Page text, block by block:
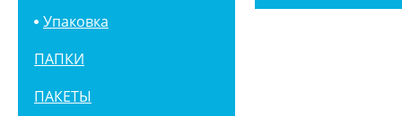
Упаковка
ПАПКИ
ПАКЕТЫ